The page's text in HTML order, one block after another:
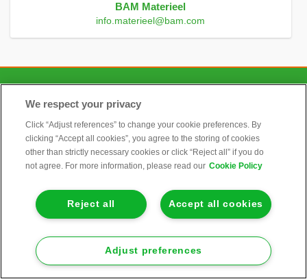
BAM Materieel
info.materieel@bam.com
CONTACT
ALGEMEEN
INFORMATIE
KLANTENSERVICE
We respect your privacy
Click “Adjust references” to change your cookie preferences. By
clicking “Accept all cookies”, you agree to the storing of cookies
other than strictly necessary cookies or click “Reject all” if you do
not agree. For more information, please read our Cookie Policy
Accept all cookies
Reject all
Adjust preferences